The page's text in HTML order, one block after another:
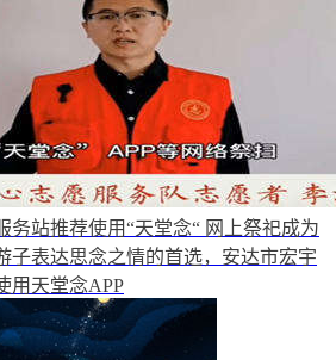
务站推荐使用“天堂念“ 网上祭祀成为
子表达思念之情的首选，安达市宏宇
用天堂念APP